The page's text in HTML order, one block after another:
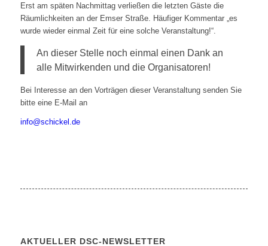
Erst am späten Nachmittag verließen die letzten Gäste die
Räumlichkeiten an der Emser Straße. Häufiger Kommentar „es
wurde wieder einmal Zeit für eine solche Veranstaltung!“.
An dieser Stelle noch einmal einen Dank an
alle Mitwirkenden und die Organisatoren!
Bei Interesse an den Vorträgen dieser Veranstaltung senden Sie
bitte eine E-Mail an
info@schickel.de
AKTUELLER DSC-NEWSLETTER